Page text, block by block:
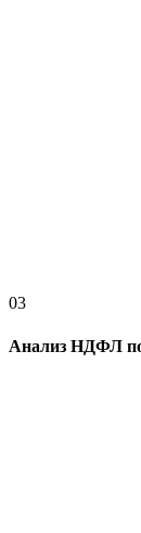
03
Анализ НДФЛ по